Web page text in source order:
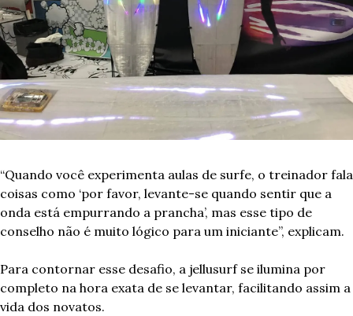
“Quando você experimenta aulas de surfe, o treinador fala
coisas como ‘por favor, levante-se quando sentir que a
onda está empurrando a prancha’, mas esse tipo de
conselho não é muito lógico para um iniciante”, explicam.
Para contornar esse desafio, a jellusurf se ilumina por
completo na hora exata de se levantar, facilitando assim a
vida dos novatos.